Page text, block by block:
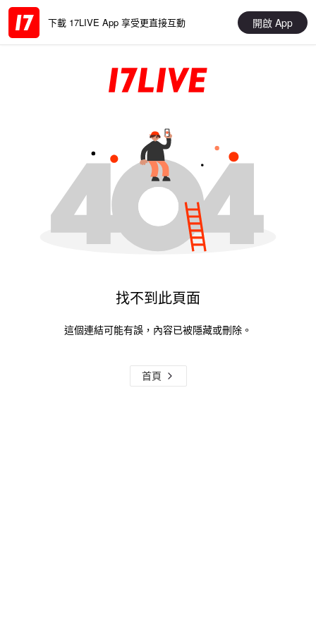
下載 17LIVE App 享受更直接互動 開啟 App
找不到此頁面
這個連結可能有誤，內容已被隱藏或刪除。
首頁